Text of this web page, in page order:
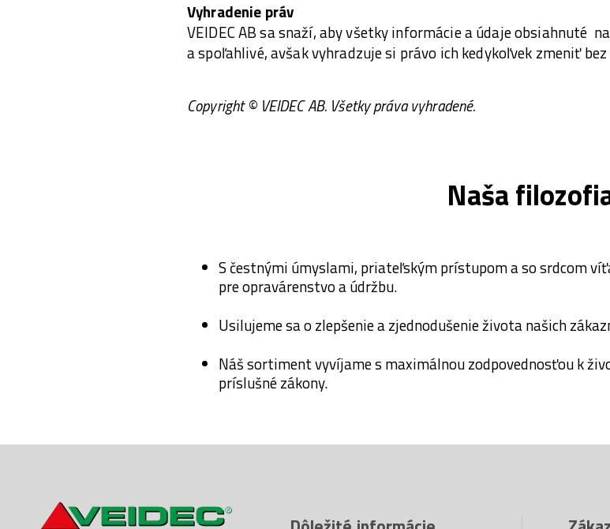
Vyhradenie práv
VEIDEC AB sa snaží, aby všetky informácie a údaje obsiahnuté
a spoľahlivé, avšak vyhradzuje si právo ich kedykoľvek zmeniť
Copyright © VEIDEC AB. Všetky práva vyhradené.
Naša
S čestnými úmyslami, priateľským prístupom a so srdcom
pre opravárenstvo a údržbu.
Usilujeme sa o zlepšenie a zjednodušenie života našich
Náš sortiment vyvíjame s maximálnou zodpovednosťou k
príslušné zákony.